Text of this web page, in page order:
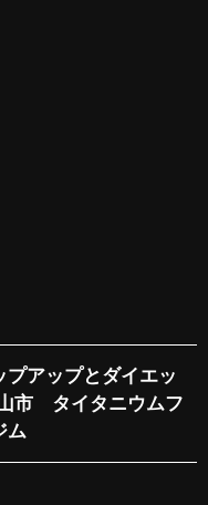
アップとダイエッ
市 タイタニウムフ
ム